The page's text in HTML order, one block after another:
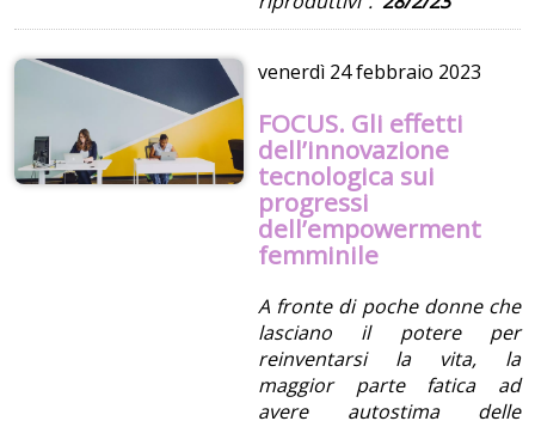
venerdì 24 febbraio 2023
FOCUS. Gli effetti
dell’innovazione
tecnologica sui
progressi
dell’empowerment
femminile
A fronte di poche donne che
lasciano il potere per
reinventarsi la vita, la
maggior parte fatica ad
avere autostima delle